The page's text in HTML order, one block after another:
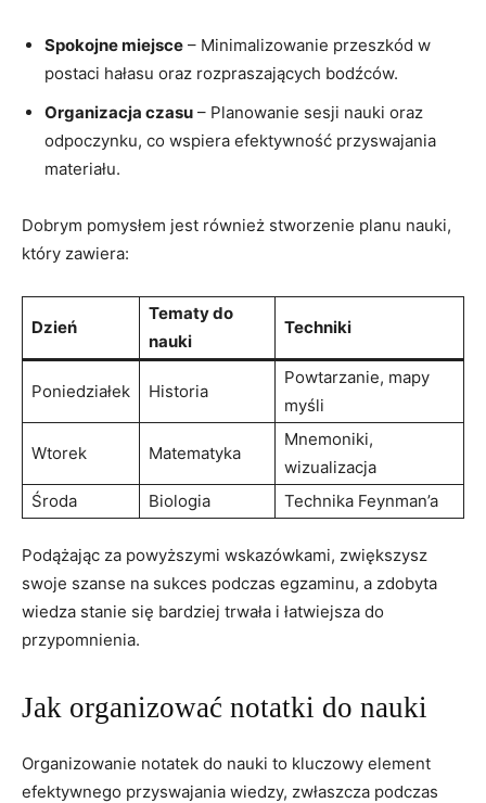
Spokojne miejsce – Minimalizowanie przeszkód w
postaci hałasu oraz rozpraszających bodźców.
Organizacja czasu – Planowanie sesji nauki oraz
odpoczynku, co wspiera efektywność przyswajania
materiału.
Dobrym pomysłem jest również stworzenie planu nauki,
który zawiera:
Dzień
Tematy do
nauki
Techniki
Poniedziałek Historia
Powtarzanie, mapy
myśli
Wtorek Matematyka
Mnemoniki,
wizualizacja
Środa
Biologia Technika Feynman’a
Podążając za powyższymi wskazówkami, zwiększysz
swoje szanse na sukces podczas egzaminu, a zdobyta
wiedza stanie się bardziej trwała i łatwiejsza do
przypomnienia.
Jak organizować notatki do nauki
Organizowanie notatek do nauki to kluczowy element
efektywnego przyswajania wiedzy, zwłaszcza podczas